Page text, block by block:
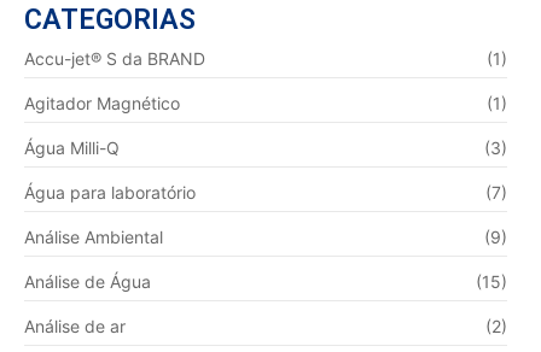
CATEGORIAS
Accu-jet® S da BRAND (1)
Agitador Magnético (1)
Água Milli-Q (3)
Água para laboratório (7)
Análise Ambiental (9)
Análise de Água (15)
Análise de ar (2)